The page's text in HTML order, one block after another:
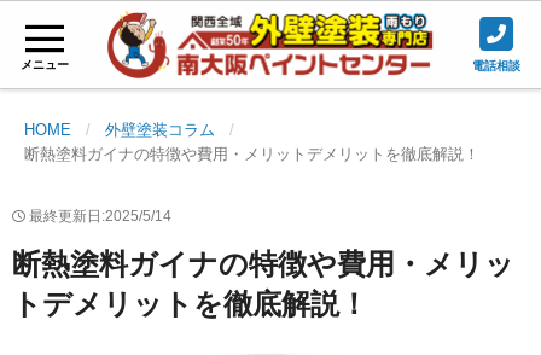
メニュー 電話相談
HOME
外壁塗装コラム
断熱塗料ガイナの特徴や費用・メリットデメリットを徹底解説！
最終更新日:2025/5/14
断熱塗料ガイナの特徴や費用・メリッ
トデメリットを徹底解説！